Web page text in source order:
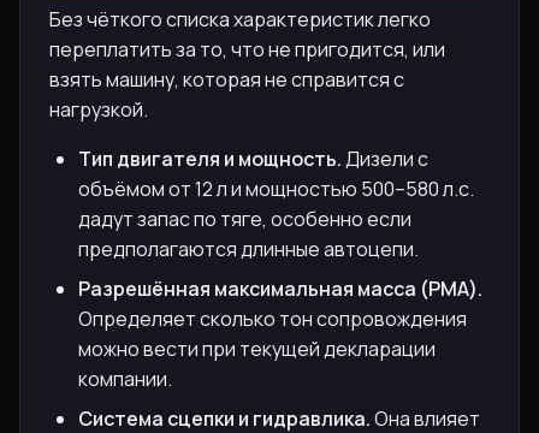
Без чёткого списка характеристик легко
переплатить за то, что не пригодится, или
взять машину, которая не справится с
нагрузкой.
Тип двигателя и мощность.Дизели с
объёмом от 12 л и мощностью 500–580 л.с.
дадут запас по тяге, особенно если
предполагаются длинные автоцепи.
Разрешённая максимальная масса (РМА).
Определяет сколько тон сопровождения
можно вести при текущей декларации
компании.
Система сцепки и гидравлика.Она влияет